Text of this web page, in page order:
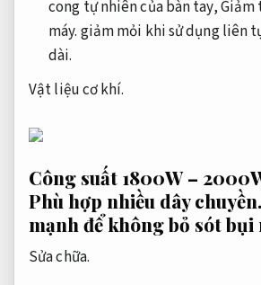
cong tự nhiên của bàn tay,Giảm
máy. giảm mỏi khi sử dụng liên
dài.
Vật liệu cơ khí.
Công suất 1800W –
Phù hợp nhiều dây chuyền.
mạnh để không bỏ sót bụi
Sửa chữa.